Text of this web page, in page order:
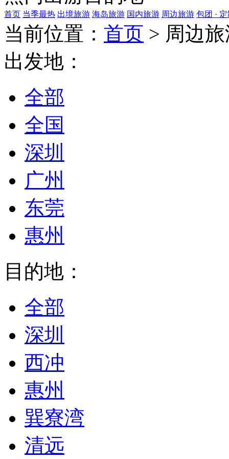
首页 当季最热 出境旅游 海岛旅游 国内旅游 周边旅游 包团 ·
当前位置： 首页 > 周边
出发地：
全部
全国
深圳
广州
东莞
惠州
目的地：
全部
深圳
西冲
惠州
巽寮湾
清远